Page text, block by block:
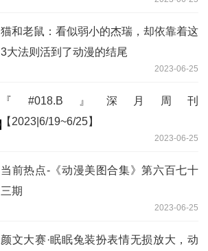
猫和老鼠：看似弱小的杰瑞，却依靠着这
3大法则活到了动漫的结尾
2023-06-25
『#018.B』深月周刊
【2023|6/19~6/25】
2023-06-25
当前热点-《动漫美图合集》第六百七十
三期
2023-06-25
颜文大赛·眠眠兔装扮表情无损放大，动